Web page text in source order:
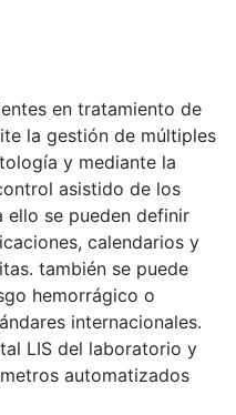
en tratamiento de
la gestión de múltiples
y mediante la
asistido de los
ello se pueden definir
calendarios y
también se puede
hemorrágico o
internacionales.
LIS del laboratorio y
automatizados